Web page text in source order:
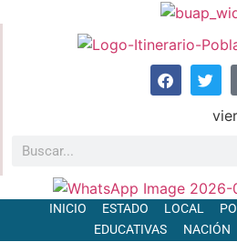
INICIO ESTADO LOCAL
EDUCATIVAS
NACIÓN